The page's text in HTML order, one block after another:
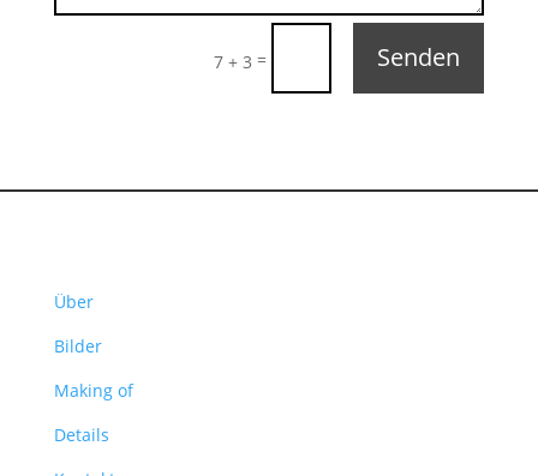
7 + 3 = Senden
Über
Bilder
Making of
Details